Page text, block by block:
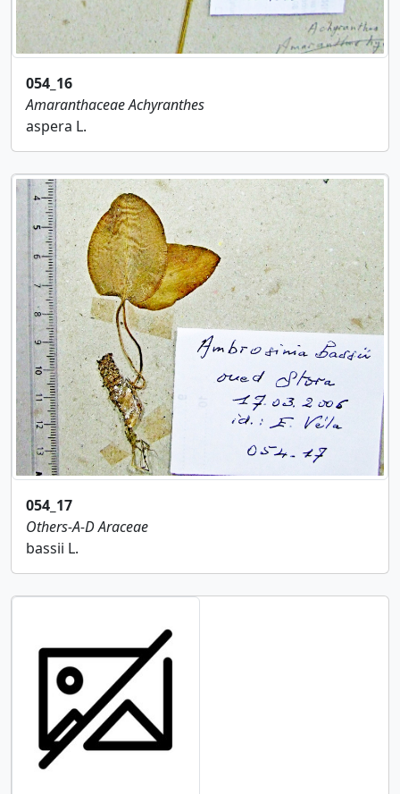
054_16
AmaranthaceaeAchyranthes
aspera L.
054_17
Others-A-DAraceae
bassii L.